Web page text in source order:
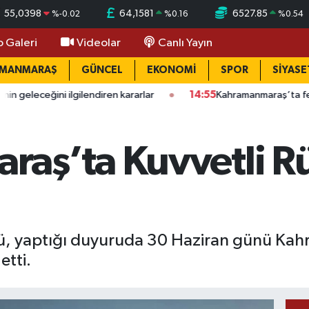
55,0398 %-0.02 64,1581 %0.16 6527.85 %0.54
Galeri Videolar Canlı Yayın
GÜNCEL EKONOMİ SPOR
ilgilendiren kararlar 14:55Kahramanmaraş’ta feci iş kazası:
Kuvvetli
duyuruda 30 Haziran günü
etti.